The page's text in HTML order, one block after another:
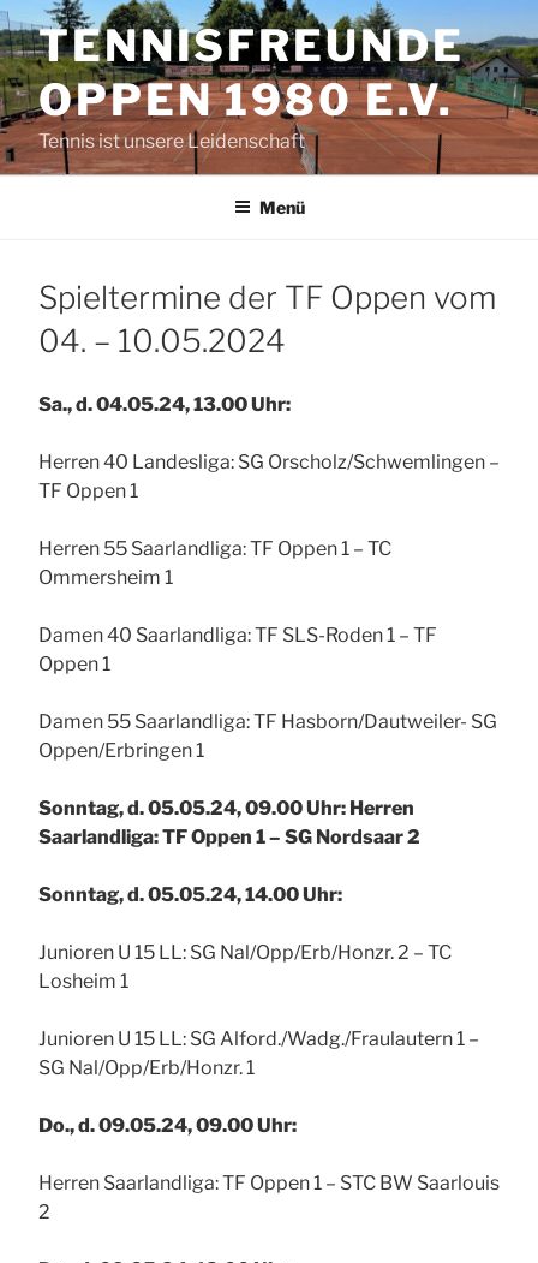
Zum
Inhalt
springenTENNISFREUNDE
OPPEN 1980 E.V.
Tennis ist unsere Leidenschaft
Menü
Spieltermine der TF Oppen vom
04. – 10.05.2024
Sa., d. 04.05.24, 13.00 Uhr:
Herren 40 Landesliga: SG Orscholz/Schwemlingen –
TF Oppen 1
Herren 55 Saarlandliga: TF Oppen 1 – TC
Ommersheim 1
Damen 40 Saarlandliga: TF SLS-Roden 1 – TF
Oppen 1
Damen 55 Saarlandliga: TF Hasborn/Dautweiler- SG
Oppen/Erbringen 1
Sonntag, d. 05.05.24, 09.00 Uhr: Herren
Saarlandliga: TF Oppen 1 – SG Nordsaar 2
Sonntag, d. 05.05.24, 14.00 Uhr:
Junioren U 15 LL: SG Nal/Opp/Erb/Honzr. 2 – TC
Losheim 1
Junioren U 15 LL: SG Alford./Wadg./Fraulautern 1 –
SG Nal/Opp/Erb/Honzr. 1
Do., d. 09.05.24, 09.00 Uhr:
Herren Saarlandliga: TF Oppen 1 – STC BW Saarlouis
2